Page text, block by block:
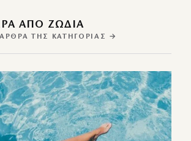
ΑΠΌ ΖΩΔΙΑ
ΤΗΣ ΚΑΤΗΓΟΡΊΑΣ →